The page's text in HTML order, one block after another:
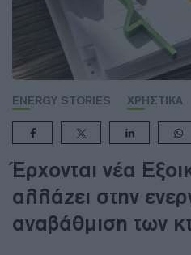
ENERGY STORIES ΧΡΗΣΤΙΚΑ
Έρχoνται νέα
αλλάζει στην
αναβάθμιση των